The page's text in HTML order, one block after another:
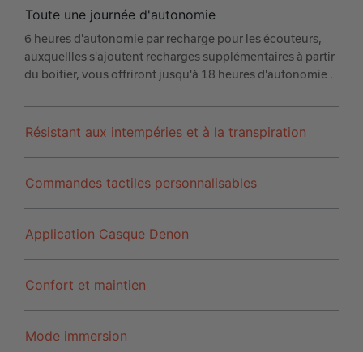
Toute une journée d'autonomie
6 heures d'autonomie par recharge pour les écouteurs,
auxquellles s'ajoutent recharges supplémentaires à partir
du boitier, vous offriront jusqu'à 18 heures d'autonomie .
Résistant aux intempéries et à la transpiration
Commandes tactiles personnalisables
Application Casque Denon
Confort et maintien
Mode immersion